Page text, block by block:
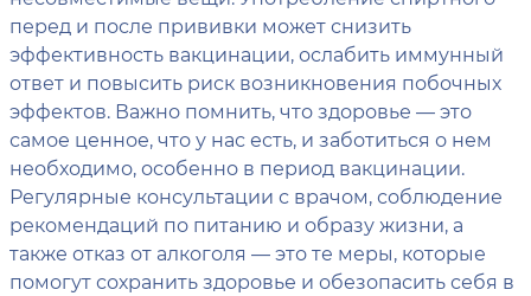
перед и после прививки может снизить
эффективность вакцинации, ослабить иммунный
ответ и повысить риск возникновения побочных
эффектов. Важно помнить, что здоровье — это
самое ценное, что у нас есть, и заботиться о нем
необходимо, особенно в период вакцинации.
Регулярные консультации с врачом, соблюдение
рекомендаций по питанию и образу жизни, а
также отказ от алкоголя — это те меры, которые
помогут сохранить здоровье и обезопасить себя в